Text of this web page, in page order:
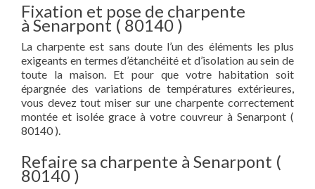
Fixation et pose de charpente
à Senarpont ( 80140 )
La charpente est sans doute l’un des éléments les plus
exigeants en termes d’étanchéité et d’isolation au sein de
toute la maison. Et pour que votre habitation soit
épargnée des variations de températures extérieures,
vous devez tout miser sur une charpente correctement
montée et isolée grace à votre couvreur à Senarpont (
80140 ).
Refaire sa charpente à Senarpont (
80140 )